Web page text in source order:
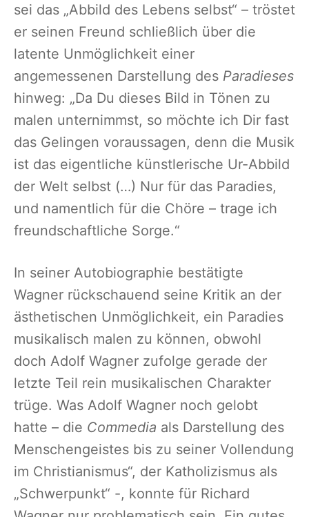
sei das „Abbild des Lebens selbst“ – tröstet
er seinen Freund schließlich über die
latente Unmöglichkeit einer
angemessenen Darstellung des Paradieses
hinweg: „Da Du dieses Bild in Tönen zu
malen unternimmst, so möchte ich Dir fast
das Gelingen voraussagen, denn die Musik
ist das eigentliche künstlerische Ur-Abbild
der Welt selbst (…) Nur für das Paradies,
und namentlich für die Chöre – trage ich
freundschaftliche Sorge.“
In seiner Autobiographie bestätigte
Wagner rückschauend seine Kritik an der
ästhetischen Unmöglichkeit, ein Paradies
musikalisch malen zu können, obwohl
doch Adolf Wagner zufolge gerade der
letzte Teil rein musikalischen Charakter
trüge. Was Adolf Wagner noch gelobt
hatte – die Commedia als Darstellung des
Menschengeistes bis zu seiner Vollendung
im Christianismus“, der Katholizismus als
„Schwerpunkt“ -, konnte für Richard